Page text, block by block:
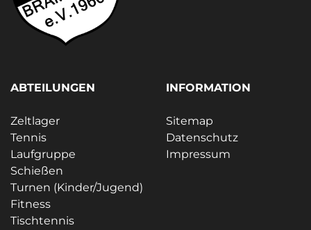
ABTEILUNGEN
Zeltlager
Tennis
Laufgruppe
Schießen
Turnen (Kinder/Jugend)
Fitness
Tischtennis
INFORMATION
Sitemap
Datenschutz
Impressum